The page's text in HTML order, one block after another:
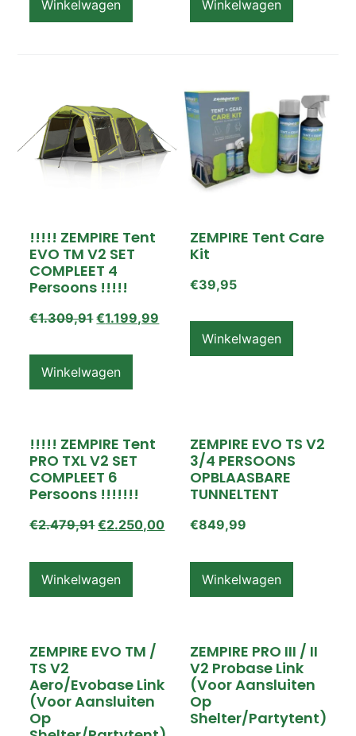
Winkelwagen Winkelwagen
!!!!! ZEMPIRE Tent
EVO TM V2 SET
COMPLEET 4
Persoons !!!!!
€1.309,91 €1.199,99
Winkelwagen
ZEMPIRE Tent Care
Kit
€39,95
Winkelwagen
!!!!! ZEMPIRE Tent
PRO TXL V2 SET
COMPLEET 6
Persoons !!!!!!!
€2.479,91 €2.250,00
Winkelwagen
ZEMPIRE EVO TS V2
3/4 PERSOONS
OPBLAASBARE
TUNNELTENT
€849,99
Winkelwagen
ZEMPIRE EVO TM /
TS V2
Aero/Evobase Link
(voor Aansluiten
Op
ZEMPIRE PRO III / II
V2 Probase Link
(voor Aansluiten
Op
Shelter/partytent)